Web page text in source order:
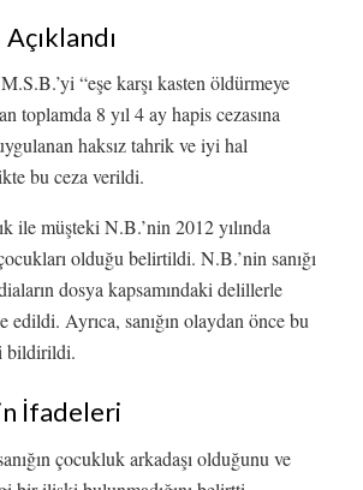
“eşe karşı kasten öldürmeye
toplamda 8 yıl 4 ay hapis cezasına
haksız tahrik ve iyi hal
bu ceza verildi.
ile müşteki N.B.’nin 2012 yılında
olduğu belirtildi. N.B.’nin sanığı
dosya kapsamındaki delillerle
edildi. Ayrıca, sanığın olaydan önce bu
bildirildi.
İfadeleri
çocukluk arkadaşı olduğunu ve